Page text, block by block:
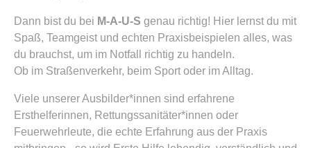
Dann bist du bei M-A-U-S genau richtig! Hier lernst du mit
Spaß, Teamgeist und echten Praxisbeispielen alles, was
du brauchst, um im Notfall richtig zu handeln.
Ob im Straßenverkehr, beim Sport oder im Alltag.
Viele unserer Ausbilder*innen sind erfahrene
Ersthelferinnen, Rettungssanitäter*innen oder
Feuerwehrleute, die echte Erfahrung aus der Praxis